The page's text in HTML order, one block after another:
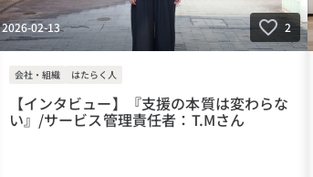
2026-02-13 2
会社・組織 はたらく人
【インタビュー】『支援の本質は変わらな
い』/サービス管理責任者：T.Mさん